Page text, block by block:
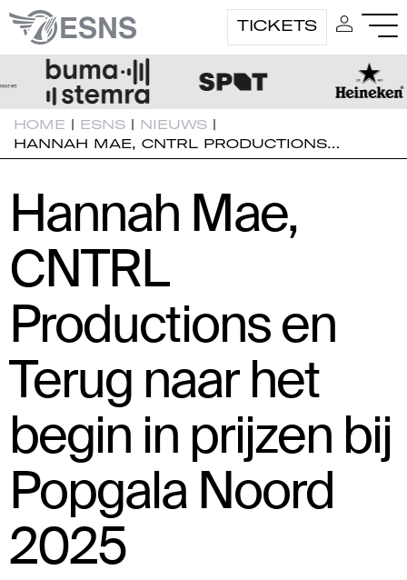
TICKETS
HOME | ESNS | NIEUWS |
HANNAH MAE, CNTRL PRODUCTIONS…
Hannah Mae,
CNTRL
Productions en
Terug naar het
begin in prijzen bij
Popgala Noord
2025